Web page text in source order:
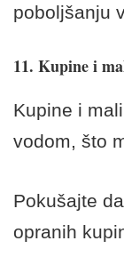
poboljšanju
11. Kupine i
Kupine i
vodom, što
Pokušajte
opranih